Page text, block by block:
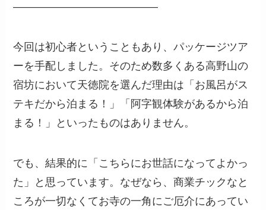
—————————————–
今回は初心者ということもあり、パッケージツア
ーを手配しました。そのため数多くある高野山の
宿坊において天徳院を選んだ理由は「お風呂がス
テキだから泊まる！」「阿字観体験があるから泊
まる！」といったものはありません。
でも、結果的に「こちらにお世話になってよかっ
た」と思っています。なぜなら、商業チックなと
ころが一切なくてお寺の一角にご厄介にあってい